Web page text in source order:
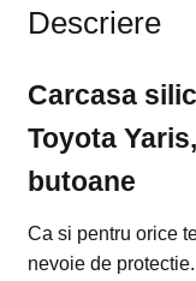
Descriere
Carcasa
Toyota
butoane
Ca si pentru orice
nevoie de